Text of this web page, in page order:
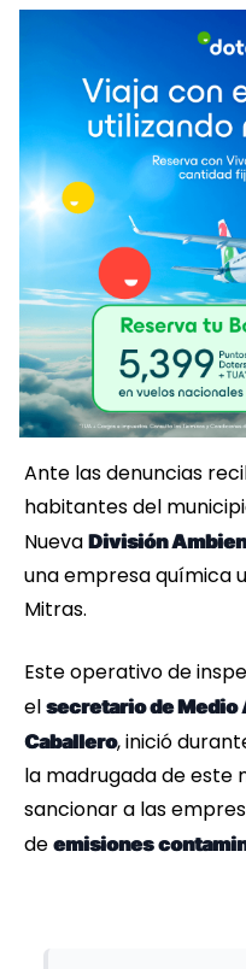
Ante las denuncias
habitantes del
Nueva División
una empresa química
Mitras.
Este operativo de
el secretario de Medio
Caballero, inició
la madrugada de este
sancionar a las
de emisiones